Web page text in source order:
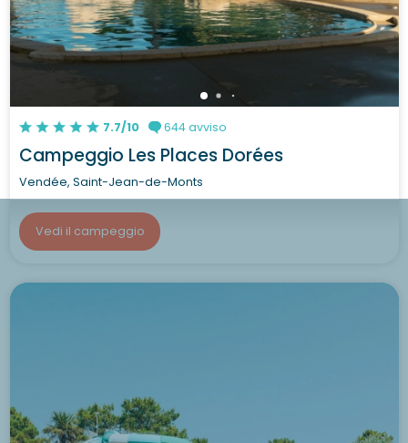
7.7/10 644 avviso
Campeggio Les Places Dorées
Vendée, Saint-Jean-de-Monts
Vedi il campeggio